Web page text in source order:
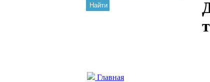
Найти
Главная